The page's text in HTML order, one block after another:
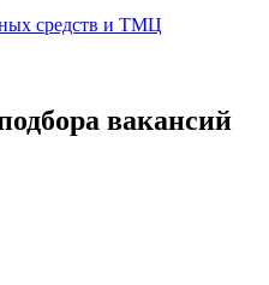
средств и ТМЦ
вакансий